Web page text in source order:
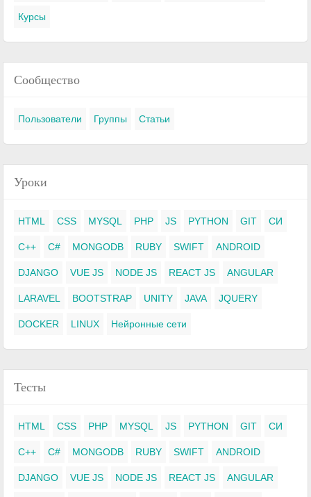
Курсы
Сообщество
Пользователи Группы Статьи
Уроки
HTML CSS MYSQL PHP JS PYTHON GIT СИ
C++ C# MONGODB RUBY SWIFT ANDROID
DJANGO VUE JS NODE JS REACT JS ANGULAR
LARAVEL BOOTSTRAP UNITY JAVA JQUERY
DOCKER LINUX Нейронные сети
Тесты
HTML CSS PHP MYSQL JS PYTHON GIT СИ
C++ C# MONGODB RUBY SWIFT ANDROID
DJANGO VUE JS NODE JS REACT JS ANGULAR